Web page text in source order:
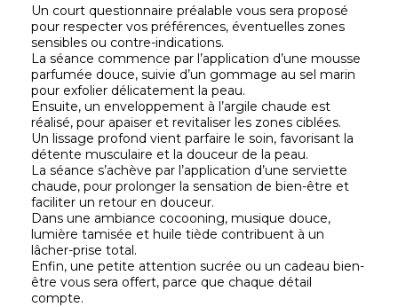
Un court questionnaire préalable vous sera proposé
pour respecter vos préférences, éventuelles zones
sensibles ou contre-indications.
La séance commence par l’application d’une mousse
parfumée douce, suivie d’un gommage au sel marin
pour exfolier délicatement la peau.
Ensuite, un enveloppement à l’argile chaude est
réalisé, pour apaiser et revitaliser les zones ciblées.
Un lissage profond vient parfaire le soin, favorisant la
détente musculaire et la douceur de la peau.
La séance s’achève par l’application d’une serviette
chaude, pour prolonger la sensation de bien-être et
faciliter un retour en douceur.
Dans une ambiance cocooning, musique douce,
lumière tamisée et huile tiède contribuent à un
lâcher-prise total.
Enfin, une petite attention sucrée ou un cadeau bien-
être vous sera offert, parce que chaque détail
compte.